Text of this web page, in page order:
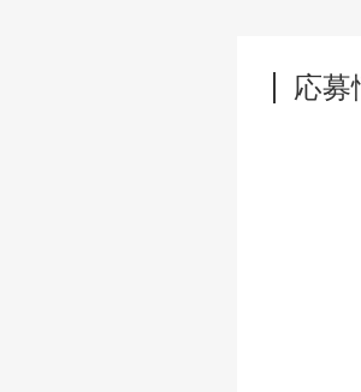
応募